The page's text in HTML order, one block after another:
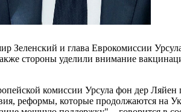
и глава Еврокомиссии
стороны уделили внимание
комиссии Урсула фон дер
реформы, которые продолжаются на